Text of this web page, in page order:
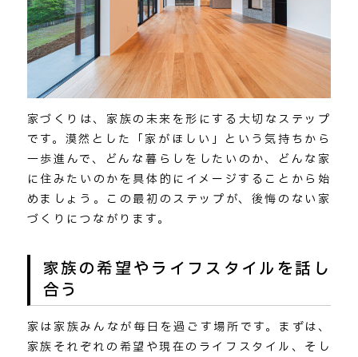
家づくりは、家族の未来を形にする大切なステップ
です。漠然とした「家がほしい」という気持ちから
一歩進んで、どんな暮らしをしたいのか、どんな家
に住みたいのかを具体的にイメージすることから始
めましょう。この最初のステップが、後悔のない家
づくりにつながります。
家族の希望やライフスタイルを話し
合う
家は家族みんなが毎日を過ごす場所です。まずは、
家族それぞれの希望や現在のライフスタイル、そし